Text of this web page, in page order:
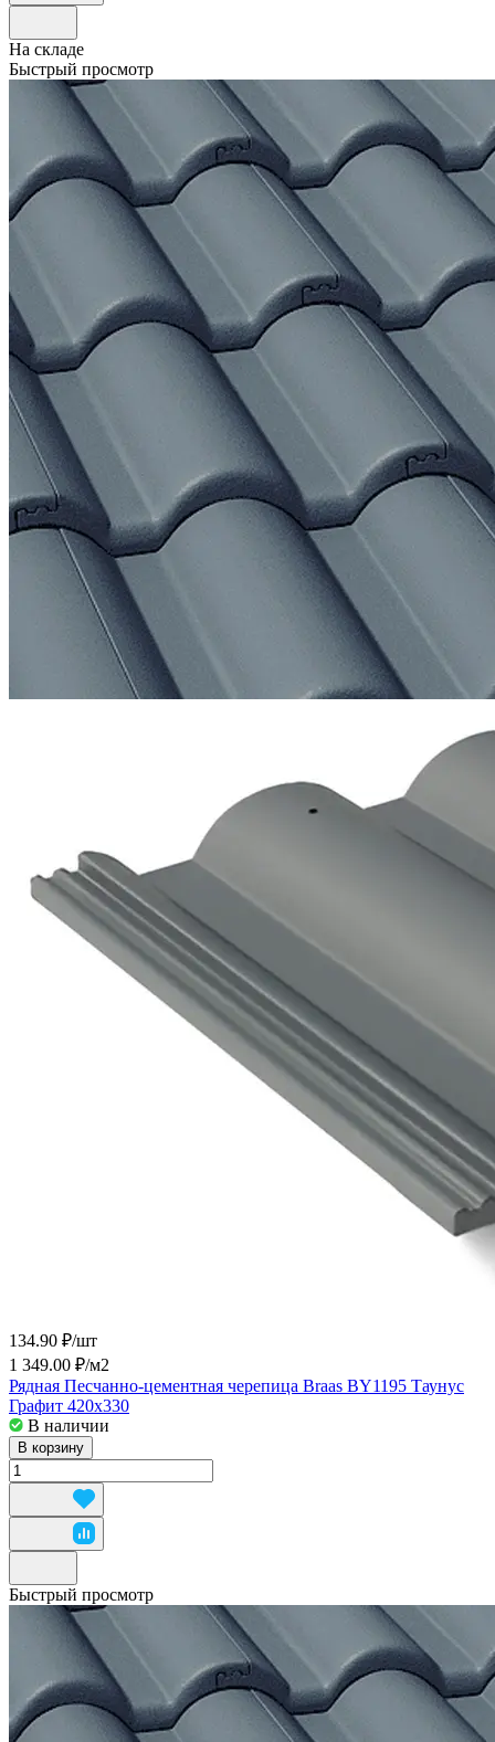
На складе
Быстрый просмотр
134.90 ₽/шт
1 349.00 ₽/м2
Рядная Песчанно-цементная черепица Braas BY1195 Таунус
Графит 420х330
В наличии
В корзину
Быстрый просмотр